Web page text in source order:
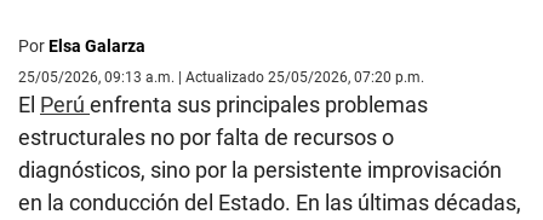
PorElsa Galarza
25/05/2026, 09:13 a.m. | Actualizado 25/05/2026, 07:20 p.m.
El Perú enfrenta sus principales problemas
estructurales no por falta de recursos o
diagnósticos, sino por la persistente improvisación
en la conducción del Estado. En las últimas décadas,